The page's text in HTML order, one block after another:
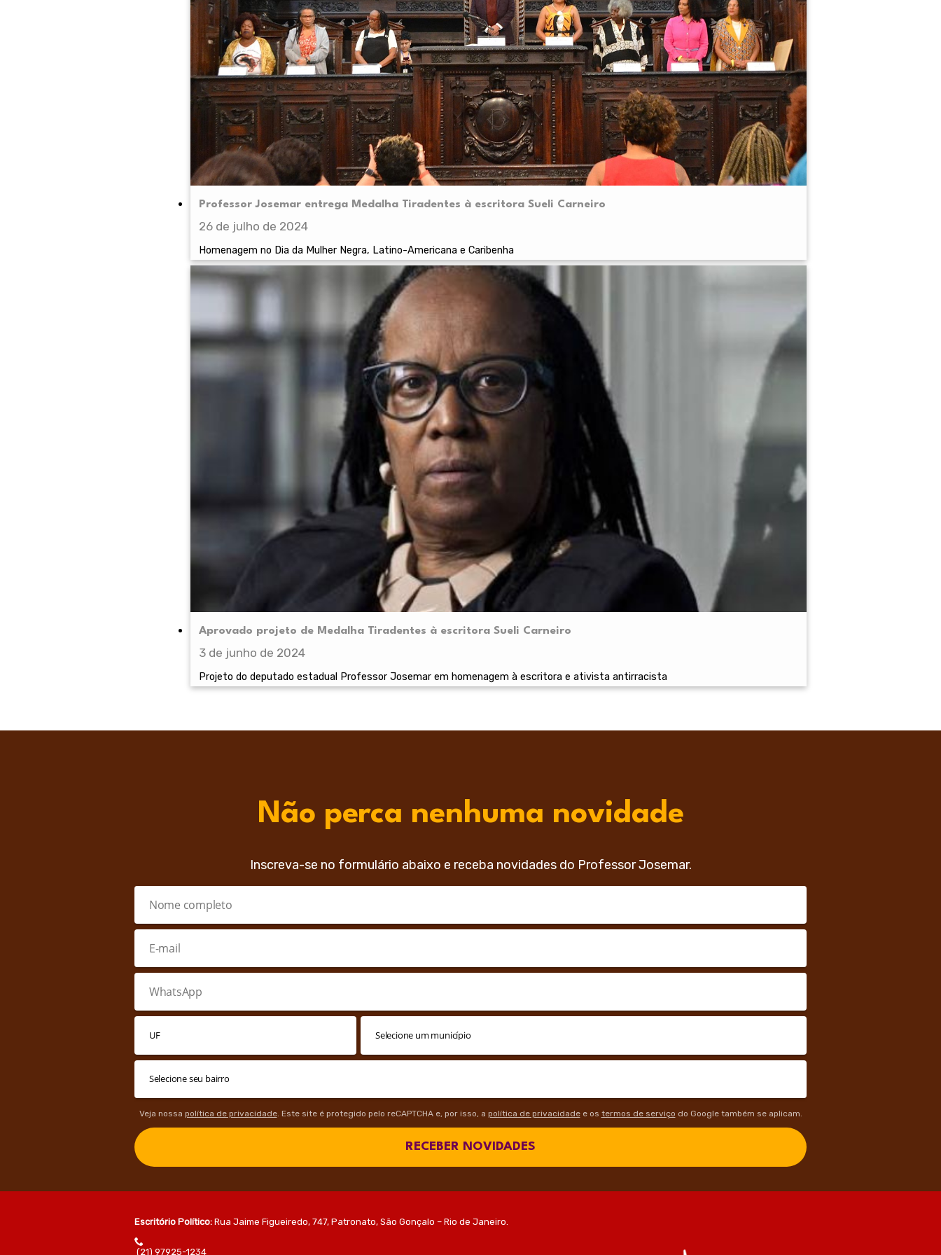
Professor Josemar entrega Medalha Tiradentes à escritora Sueli Carneiro
26 de julho de 2024
Homenagem no Dia da Mulher Negra, Latino-Americana e Caribenha
Aprovado projeto de Medalha Tiradentes à escritora Sueli Carneiro
3 de junho de 2024
Projeto do deputado estadual Professor Josemar em homenagem à escritora e ativista antirracista
Não perca nenhuma novidade
Inscreva-se no formulário abaixo e receba novidades do Professor Josemar.
Veja nossa política de privacidade. Este site é protegido pelo reCAPTCHA e, por isso, a política de privacidadee os termos de serviço do Google também se aplicam.
RECEBER NOVIDADES
Escritório Político: Rua Jaime Figueiredo, 747, Patronato, São Gonçalo – Rio de Janeiro.
(21) 97925-1234